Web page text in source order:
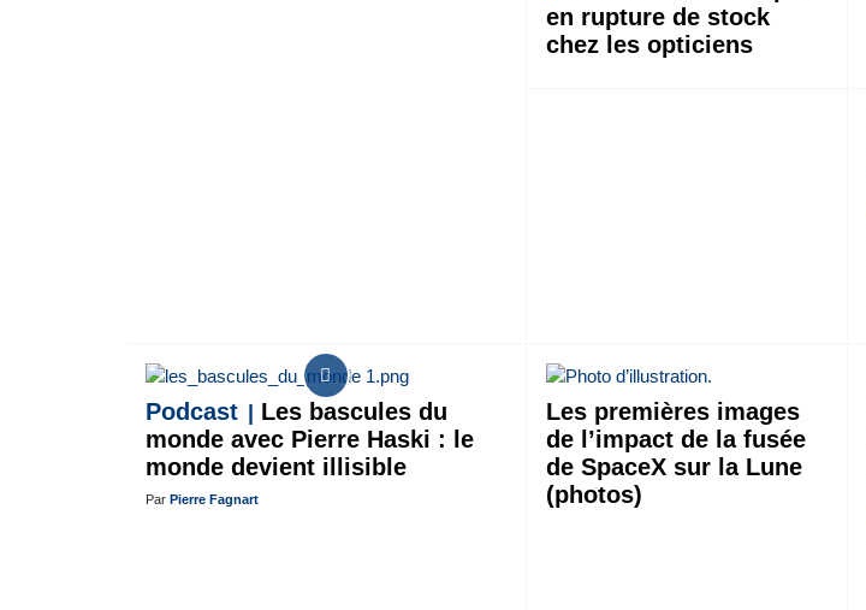
en rupture de stock
chez les opticiens
Podcast
Les bascules du
monde avec Pierre Haski : le
monde devient illisible
Par Pierre Fagnart
Les premières images
de l’impact de la fusée
de SpaceX sur la Lune
(photos)